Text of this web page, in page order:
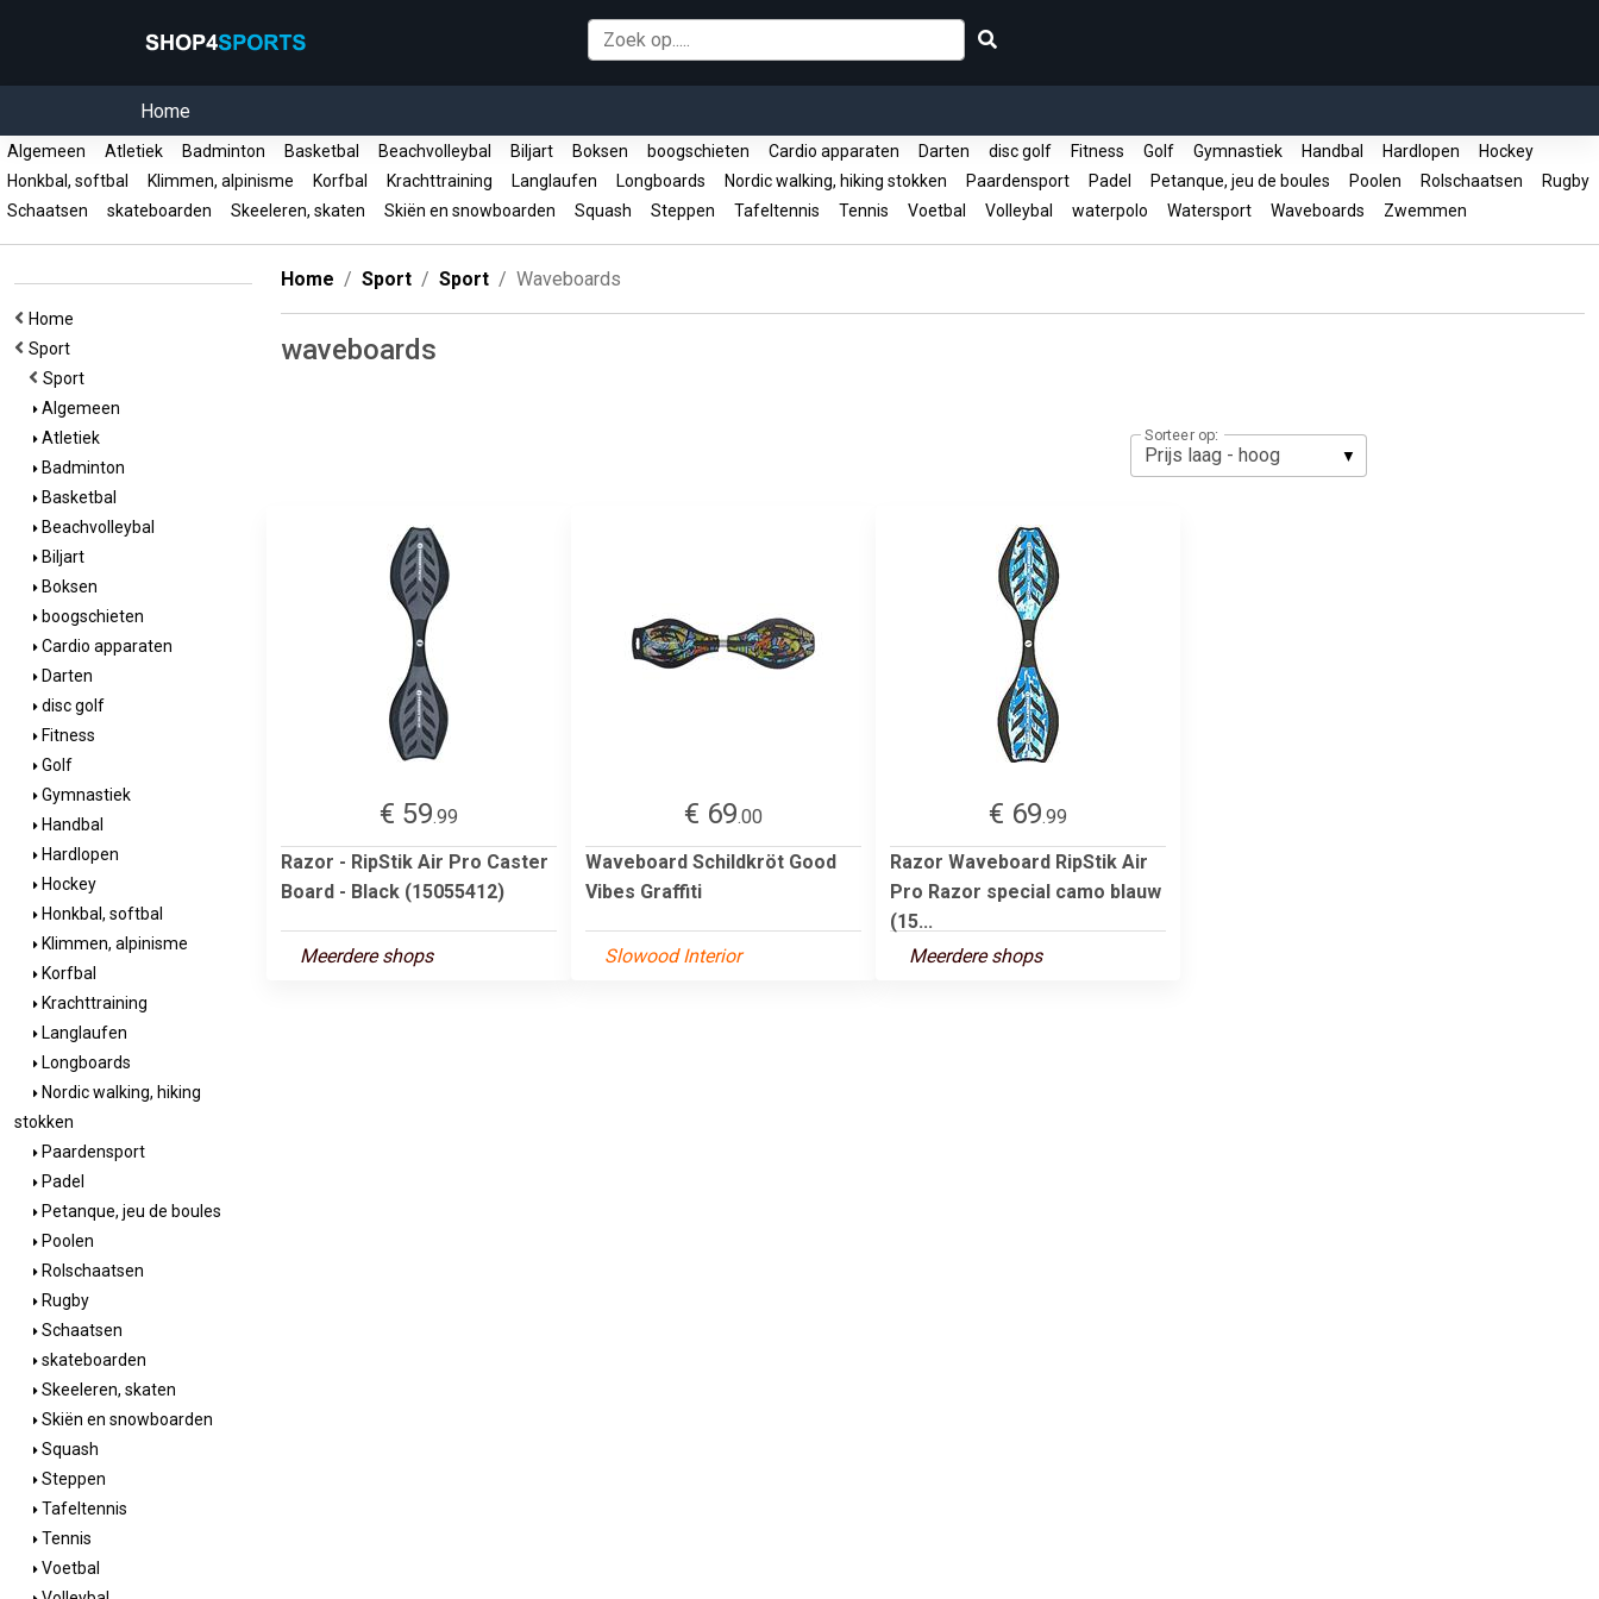
Home
Algemeen Atletiek Badminton Basketbal Beachvolleybal Biljart Boksen boogschieten Cardio apparaten Darten disc golf Fitness Golf Gymnastiek Handbal Hardlopen
Hockey
Honkbal, softbal
Klimmen, alpinisme Korfbal Krachttraining Langlaufen Longboards Nordic walking, hiking stokken Paardensport Padel Petanque, jeu de boules Poolen Rolschaatsen
Rugby
Schaatsen
skateboarden Skeeleren, skaten Skiën en snowboarden Squash Steppen Tafeltennis Tennis Voetbal Volleybal waterpolo Watersport Waveboards Zwemmen
Home
Sport
Sport
Algemeen
Atletiek
Badminton
Basketbal
Beachvolleybal
Biljart
Boksen
boogschieten
Cardio apparaten
Darten
disc golf
Fitness
Golf
Gymnastiek
Handbal
Hardlopen
Hockey
Honkbal, softbal
Klimmen, alpinisme
Korfbal
Krachttraining
Langlaufen
Longboards
Nordic walking, hiking
stokken
Paardensport
Padel
Petanque, jeu de boules
Poolen
Rolschaatsen
Rugby
Schaatsen
skateboarden
Skeeleren, skaten
Skiën en snowboarden
Squash
Steppen
Tafeltennis
Tennis
Voetbal
Home Sport Sport Waveboards
waveboards
Sorteer op:
€ 59.99
Razor - RipStik Air Pro Caster
Board - Black (15055412)
Meerdere shops
€ 69.00
Waveboard Schildkröt Good
Vibes Graffiti
Slowood Interior
€ 69.99
Razor Waveboard RipStik Air
Pro Razor special camo blauw
(15...
Meerdere shops